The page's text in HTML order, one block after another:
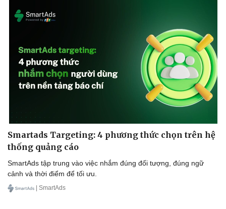
Doanh nghiệp
Thông tin doanh nghiệp
Doanh nghiệp 24h
Doanh nhân
Công nghệ
Sành điệu
Tin Công nghệ
Trải nghiệm
Chuyển đổi số
Smartads Targeting: 4 phương thức chọn trên hệ
thống quảng cáo
SmartAds tập trung vào việc nhắm đúng đối tượng, đúng ngữ
cảnh và thời điểm để tối ưu.
| SmartAds